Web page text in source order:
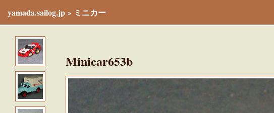
yamada.sailog.jp > ミニカー
Minicar653b